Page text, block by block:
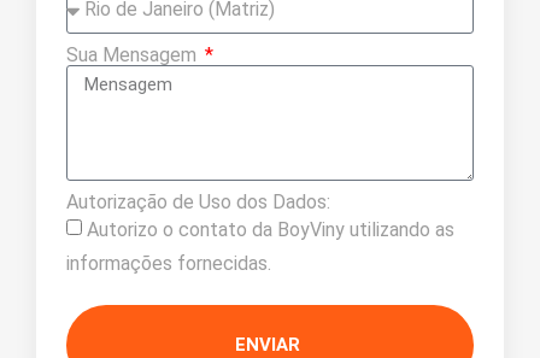
Sua Mensagem
Autorização de Uso dos Dados:
Autorizo o contato da BoyViny utilizando as
informações fornecidas.
ENVIAR